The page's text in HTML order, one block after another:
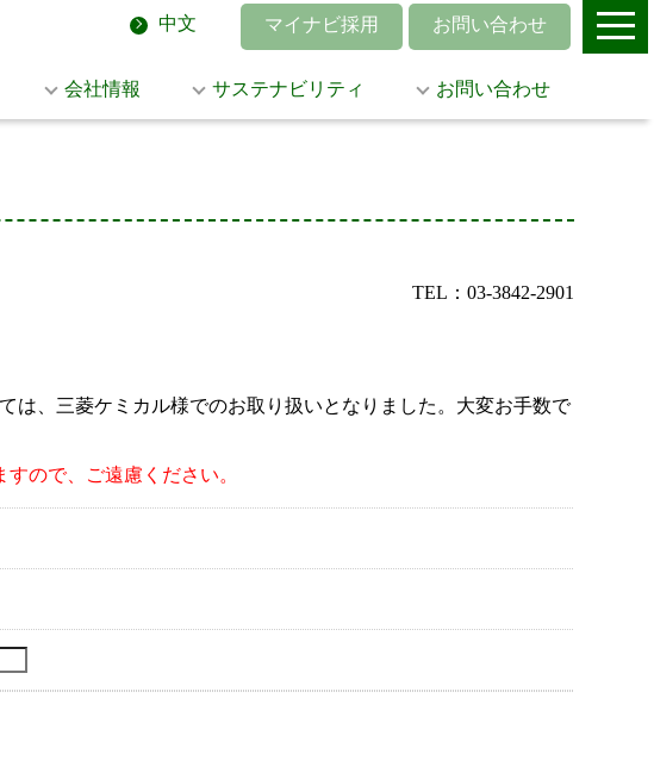
中文 マイナビ採用 お問い合わせ
会社情報 サステナビリティ お問い合わせ
TEL：03-3842-2901
、三菱ケミカル様でのお取り扱いとなりました。大変お手数で
ので、ご遠慮ください。